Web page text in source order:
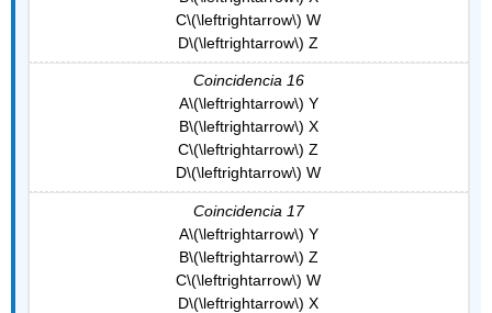
C\(\leftrightarrow\) W
D\(\leftrightarrow\) Z
Coincidencia 16
A\(\leftrightarrow\) Y
B\(\leftrightarrow\) X
C\(\leftrightarrow\) Z
D\(\leftrightarrow\) W
Coincidencia 17
A\(\leftrightarrow\) Y
B\(\leftrightarrow\) Z
C\(\leftrightarrow\) W
D\(\leftrightarrow\) X